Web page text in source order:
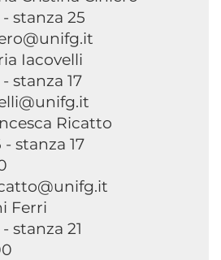
stanza 25
Iacovelli
stanza 17
Ricatto
- stanza 17
Ferri
stanza 21